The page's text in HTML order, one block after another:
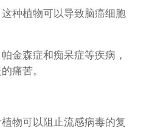
种植物可以导致脑癌细胞
金森症和痴呆症等疾病，
痛苦。
物可以阻止流感病毒的复